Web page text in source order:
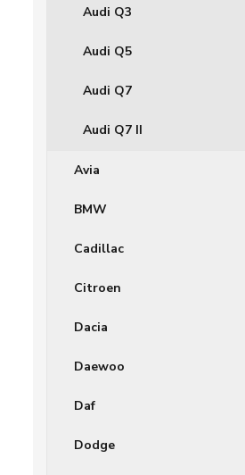
Audi Q3
Audi Q5
Audi Q7
Audi Q7 II
Avia
BMW
Cadillac
Citroen
Dacia
Daewoo
Daf
Dodge